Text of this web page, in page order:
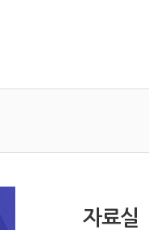
자료실